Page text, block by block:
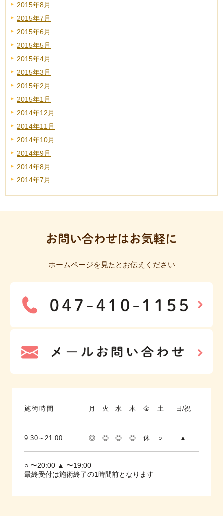
2015年8月
2015年7月
2015年6月
2015年5月
2015年4月
2015年3月
2015年2月
2015年1月
2014年12月
2014年11月
2014年10月
2014年9月
2014年8月
2014年7月
お問い合わせはお気軽に
ホームページを見たとお伝えください
施術時間 月 火 水 木 金 土 日/祝
9:30～21:00 ◎ ◎ ◎ ◎ 休 ○ ▲
○ 〜20:00 ▲ 〜19:00
最終受付は施術終了の1時間前となります